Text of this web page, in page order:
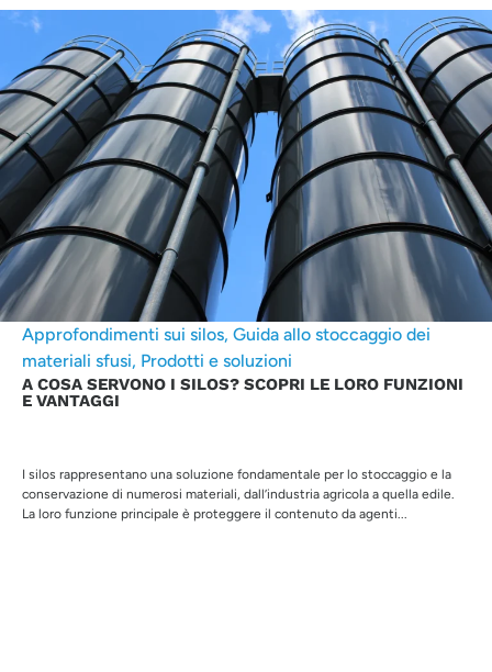
Approfondimenti sui silos, Guida allo stoccaggio dei
materiali sfusi, Prodotti e soluzioni
A COSA SERVONO I SILOS? SCOPRI LE LORO FUNZIONI
E VANTAGGI
I silos rappresentano una soluzione fondamentale per lo stoccaggio e la
conservazione di numerosi materiali, dall’industria agricola a quella edile.
La loro funzione principale è proteggere il contenuto da agenti...